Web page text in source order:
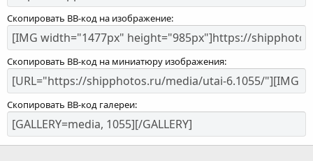
Скопировать BB-код на изображение
Скопировать BB-код на миниатюру изображения
Скопировать BB-код галереи